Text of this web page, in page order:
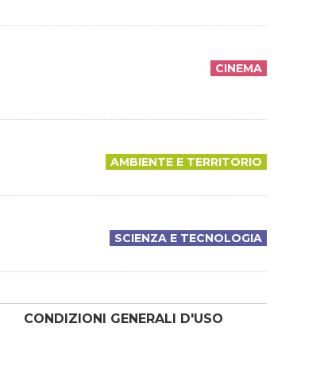
CINEMA
AMBIENTE E TERRITORIO
SCIENZA E TECNOLOGIA
CONDIZIONI GENERALI D'USO